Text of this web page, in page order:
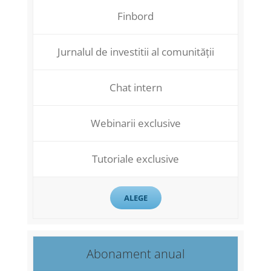
Finbord
Jurnalul de investitii al comunității
Chat intern
Webinarii exclusive
Tutoriale exclusive
ALEGE
Abonament anual